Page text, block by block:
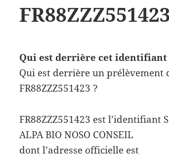
FR88ZZZ551423
Qui est derrière cet identifiant
Qui est derrière un prélèvement
FR88ZZZ551423 ?
FR88ZZZ551423 est l’identifiant
ALPA BIO NOSO CONSEIL
dont l’adresse officielle est